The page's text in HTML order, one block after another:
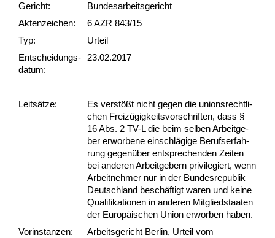
Gericht:
Bundesarbeitsgericht
Akten­zeichen:
6 AZR 843/15
Typ:
Urteil
Ent­scheid­ungs­
datum:
23.02.2017
Leit­sätze:
Es verstößt nicht ge­gen die uni­ons­recht­li­
chen Freizügig­keits­vor­schrif­ten, dass §
16 Abs. 2 TV-L die beim sel­ben Ar­beit­ge­
ber er­wor­be­ne ein­schlägi­ge Be­rufs­er­fah­
rung ge­genüber ent­spre­chen­den Zei­ten
bei an­de­ren Ar­beit­ge­bern pri­vi­le­giert, wenn
Ar­beit­neh­mer nur in der Bun­des­re­pu­blik
Deutsch­land beschäftigt wa­ren und kei­ne
Qua­li­fi­ka­tio­nen in an­de­ren Mit­glied­staa­ten
der Eu­ropäischen Uni­on er­wor­ben ha­ben.
Vor­ins­tan­zen:
Arbeitsgericht Berlin, Urteil vom